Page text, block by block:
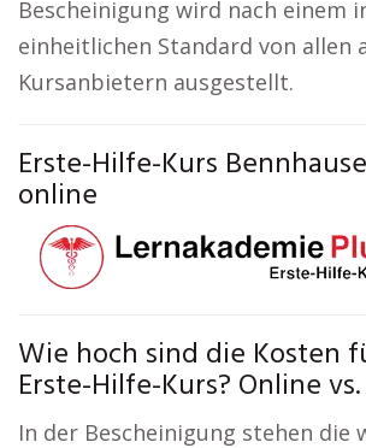
Bescheinigung wird nach einem
einheitlichen Standard von allen
Kursanbietern ausgestellt.
Erste-Hilfe-Kurs
online
Wie hoch sind die Kosten
Erste-Hilfe-Kurs? Online
In der Bescheinigung stehen die